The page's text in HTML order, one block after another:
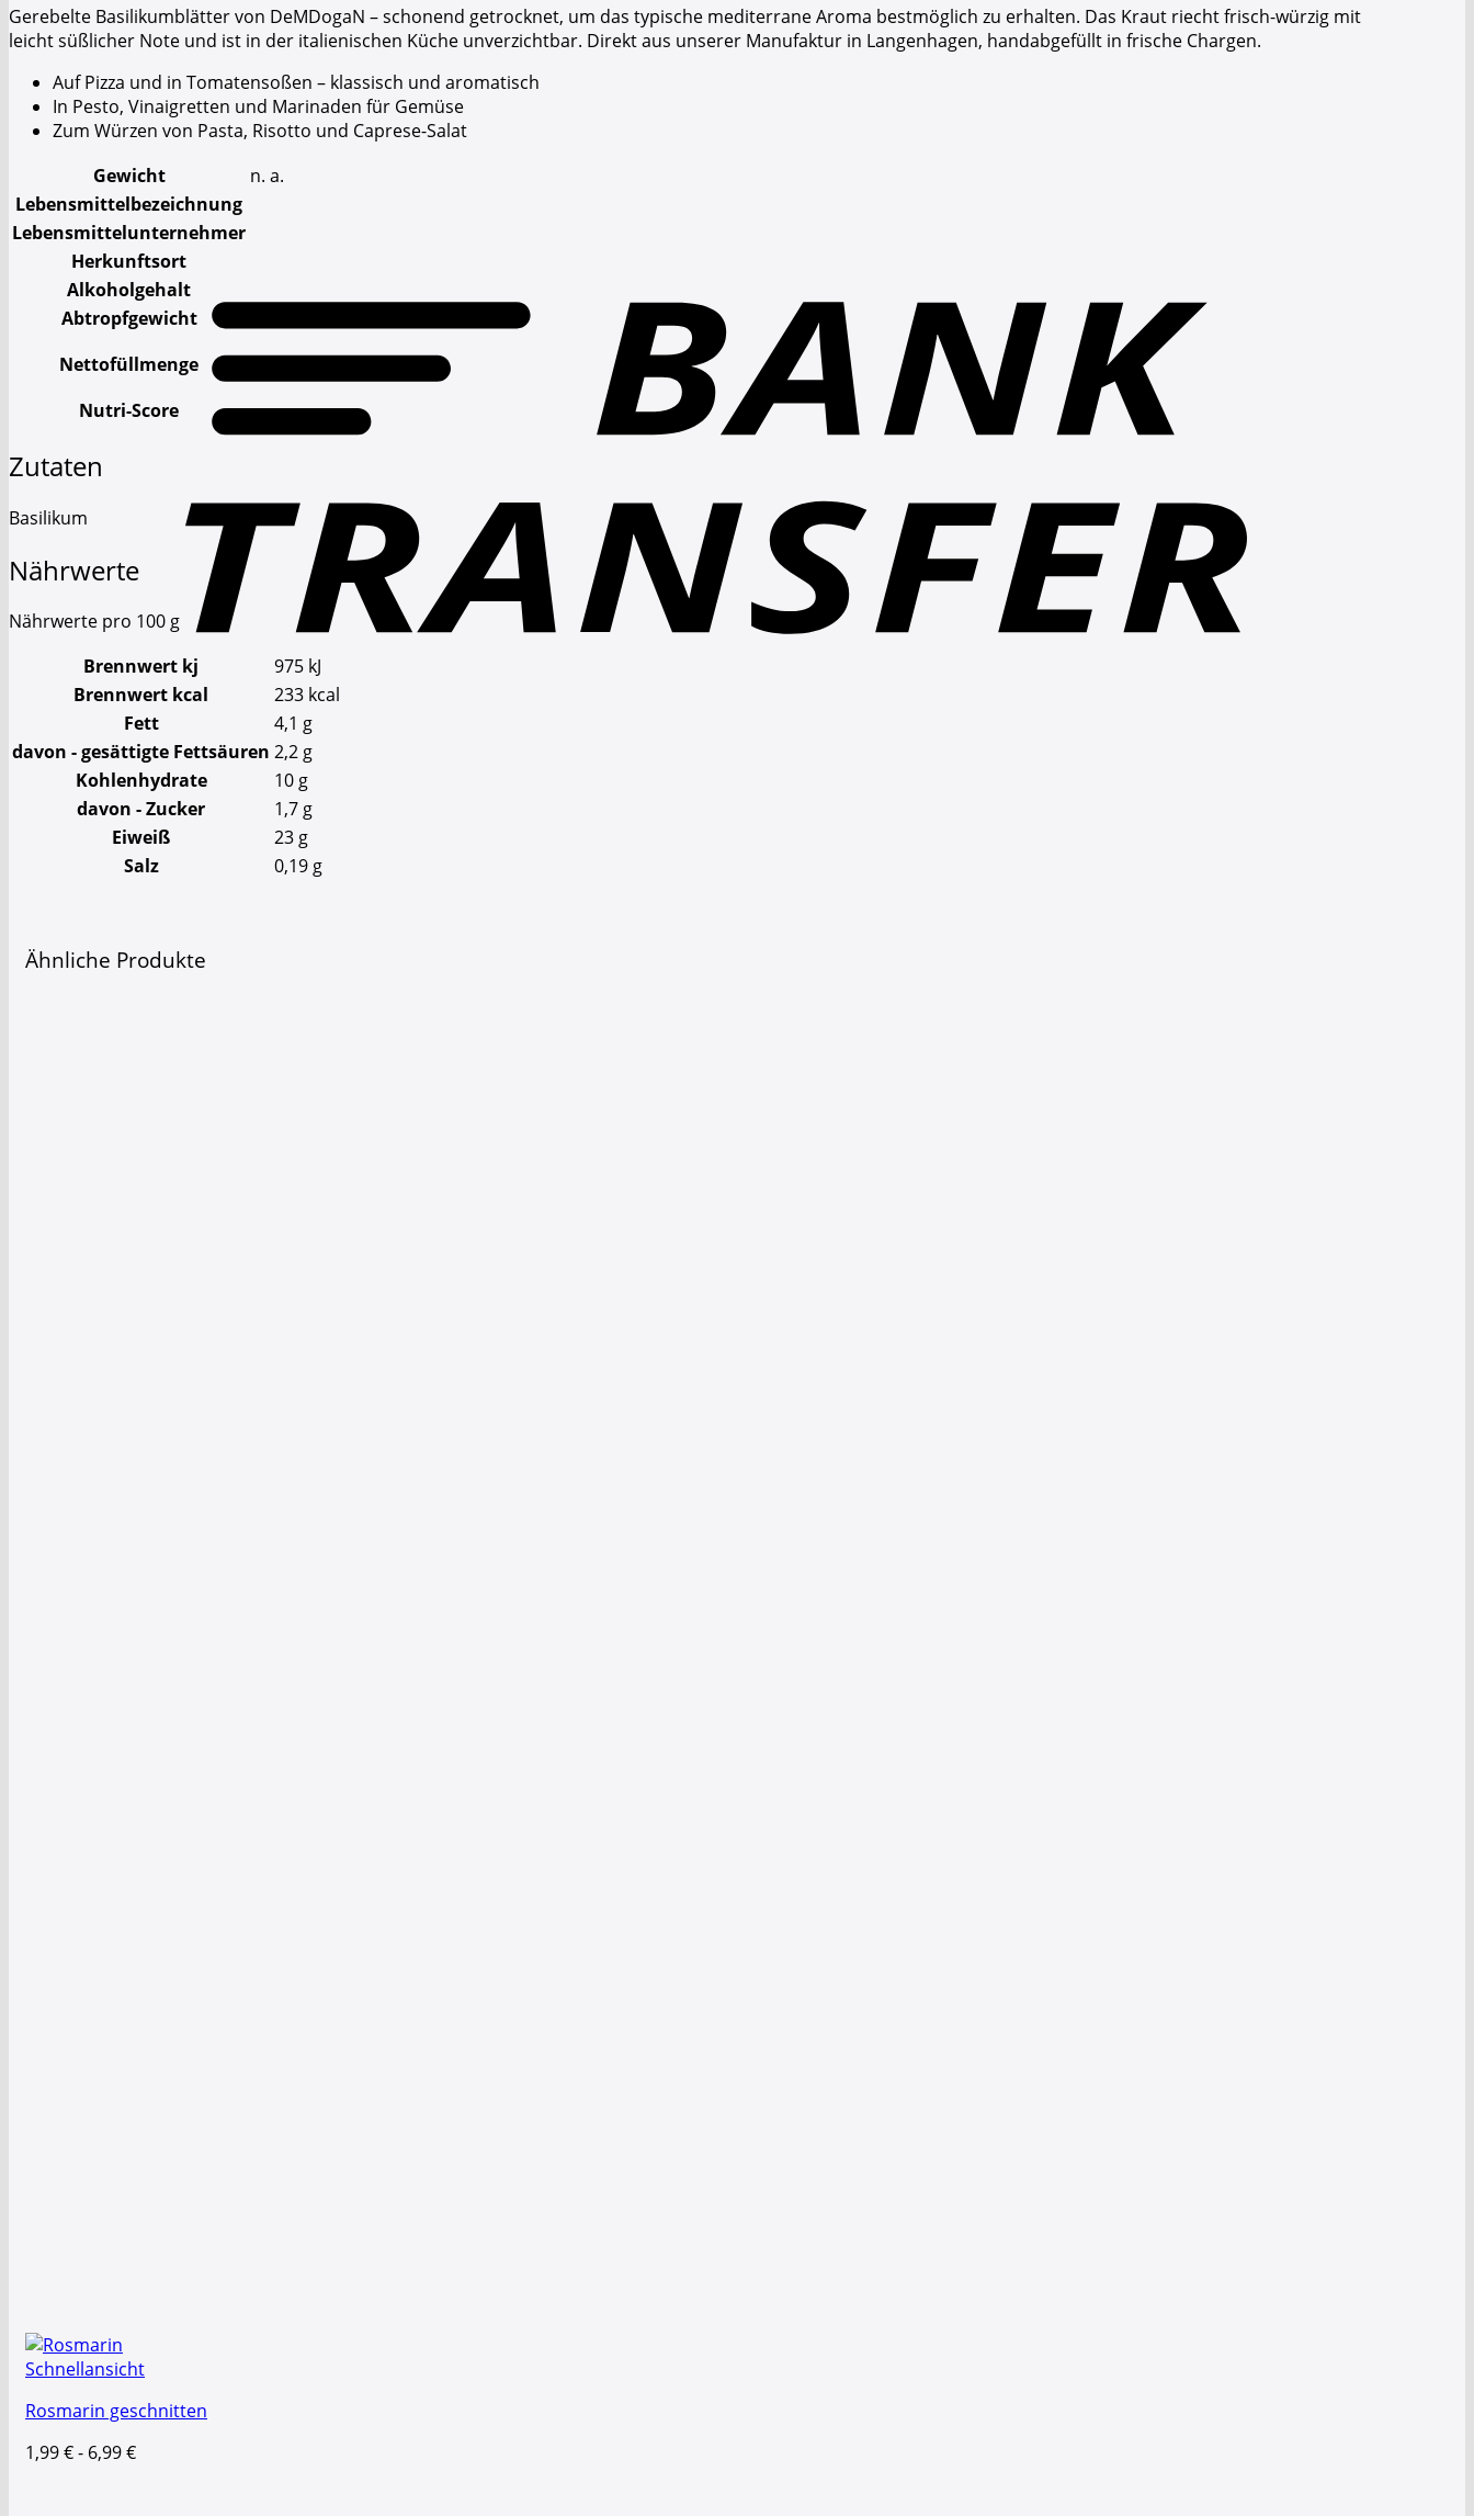
Gerebelte Basilikumblätter von DeMDogaN – schonend getrocknet, um das typische mediterrane Aroma bestmöglich zu erhalten. Das Kraut riecht frisch-würzig mit
leicht süßlicher Note und ist in der italienischen Küche unverzichtbar. Direkt aus unserer Manufaktur in Langenhagen, handabgefüllt in frische Chargen.
Auf Pizza und in Tomatensoßen – klassisch und aromatisch
In Pesto, Vinaigretten und Marinaden für Gemüse
Zum Würzen von Pasta, Risotto und Caprese-Salat
Gewicht
n. a.
Lebensmittelbezeichnung
Lebensmittelunternehmer
Herkunftsort
Alkoholgehalt
Abtropfgewicht
Nettofüllmenge
Nutri-Score
Zutaten
Basilikum
Nährwerte
Nährwerte pro 100 g
Brennwert kj
975 kJ
Brennwert kcal
233 kcal
Fett
4,1 g
davon - gesättigte Fettsäuren 2,2g
Kohlenhydrate
10g
davon - Zucker 1,7g
Eiweiß
23g
Salz
0,19g
Ähnliche Produkte
Schnellansicht
Rosmarin geschnitten
1,99€- 6,99€